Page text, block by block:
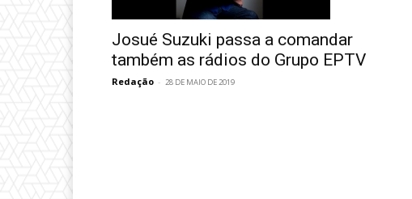
Josué Suzuki passa a comandar
também as rádios do Grupo EPTV
Redação - 28 DE MAIO DE 2019